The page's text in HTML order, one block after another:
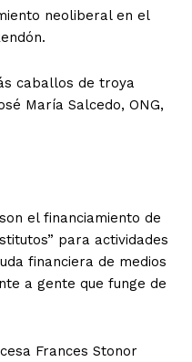
neoliberal en el
caballos de troya
María Salcedo, ONG,
el financiamiento de
para actividades
financiera de medios
a gente que funge de
Frances Stonor